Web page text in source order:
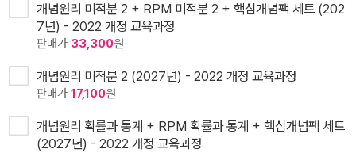
개념원리 미적분 2 + RPM 미적분 2 + 핵심개념팩 세트 (202
7년) - 2022 개정 교육과정
판매가 33,300원
개념원리 미적분 2 (2027년) - 2022 개정 교육과정
판매가 17,100원
개념원리 확률과 통계 + RPM 확률과 통계 + 핵심개념팩 세트
(2027년) - 2022 개정 교육과정